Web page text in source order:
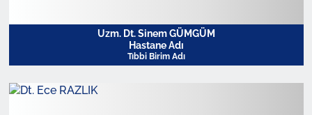
Uzm. Dt. Sinem GÜMGÜM
Hastane Adı
Tıbbi Birim Adı